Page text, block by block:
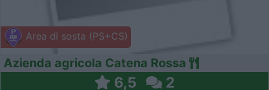
Area di sosta (PS+CS)
Azienda agricola Catena Rossa
6,5 2